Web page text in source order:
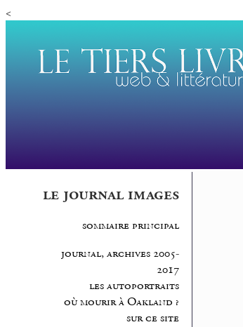
<
le journal images
sommaire principal
journal, archives 2005-
2017
les autoportraits
où mourir à Oakland ?
sur ce site